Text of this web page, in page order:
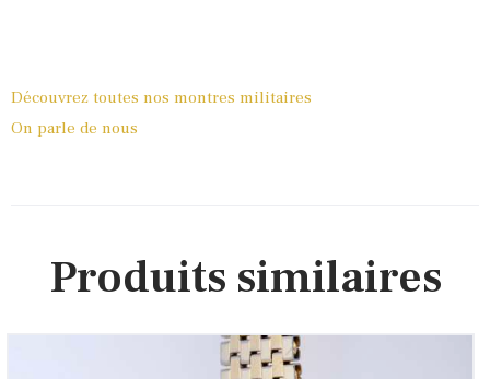
Découvrez toutes nos montres militaires
On parle de nous
Produits similaires
Pontiac Nageur